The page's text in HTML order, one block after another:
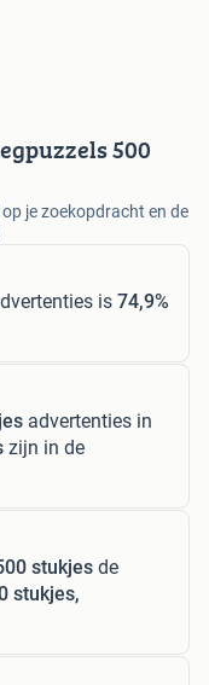
500
je zoekopdracht en de
is 74,9%
advertenties in
zijn in de
stukjes de
stukjes,